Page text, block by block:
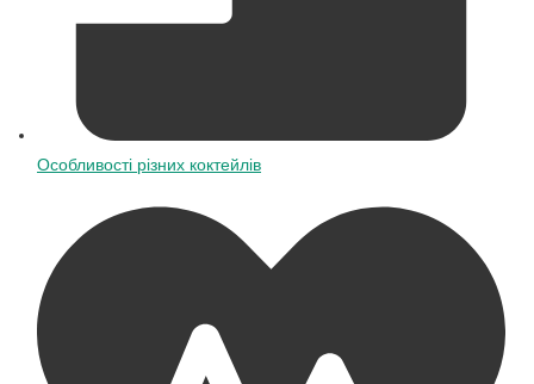
Особливості різних коктейлів